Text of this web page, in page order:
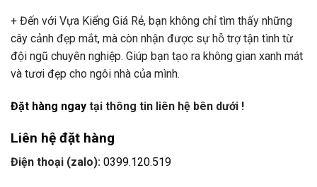
+ Đến với Vựa Kiểng Giá Rẻ, bạn không chỉ tìm thấy những
cây cảnh đẹp mắt, mà còn nhận được sự hỗ trợ tận tình từ
đội ngũ chuyên nghiệp. Giúp bạn tạo ra không gian xanh mát
và tươi đẹp cho ngôi nhà của mình.
Đặt hàng ngay tại thông tin liên hệ bên dưới !
Liên hệ đặt hàng
Điện thoại (zalo): 0399.120.519